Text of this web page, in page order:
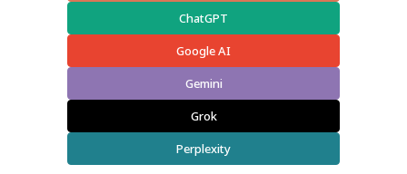
ChatGPT
Google AI
Gemini
Grok
Perplexity